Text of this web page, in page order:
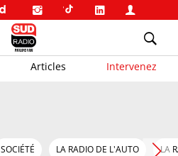
Articles Intervenez
SOCIÉTÉ LA RADIO DE L'AUTO LA